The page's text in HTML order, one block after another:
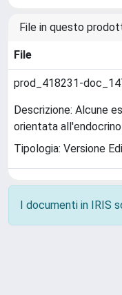
File in questo
File
prod_418231-
Descrizione: Alcune
orientata
Tipologia: Versione
I documenti in IRIS